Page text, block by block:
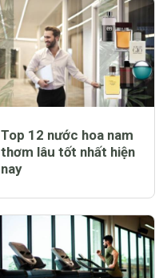
Top 12 nước hoa nam
thơm lâu tốt nhất hiện
nay